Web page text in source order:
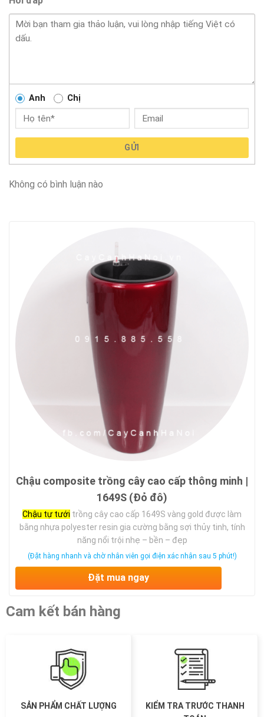
Anh Chị
GỬI
Không có bình luận nào
Chậu composite trồng cây cao cấp thông minh |
1649S (Đỏ đô)
Chậu tự tưới trồng cây cao cấp 1649S vàng gold được làm
bằng nhựa polyester resin gia cường bằng sợi thủy tinh, tính
năng nổi trội nhẹ – bền – đẹp
(Đặt hàng nhanh và chờ nhân viên gọi điện xác nhận sau 5 phút!)
Đặt mua ngay
Cam kết bán hàng
SẢN PHẨM CHẤT LƯỢNG
KIỂM TRA TRƯỚC THANH